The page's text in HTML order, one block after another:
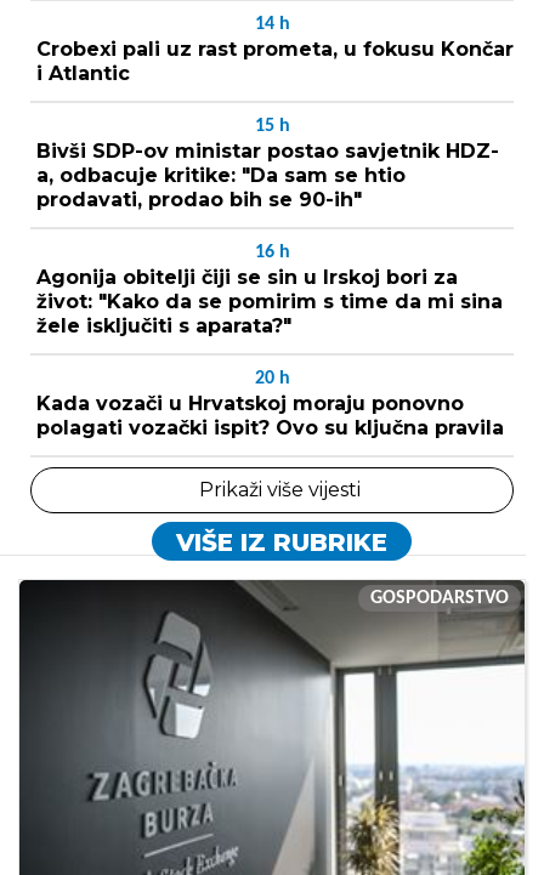
14 h
Crobexi pali uz rast prometa, u fokusu Končar
i Atlantic
15 h
Bivši SDP-ov ministar postao savjetnik HDZ-
a, odbacuje kritike: "Da sam se htio
prodavati, prodao bih se 90-ih"
16 h
Agonija obitelji čiji se sin u Irskoj bori za
život: "Kako da se pomirim s time da mi sina
žele isključiti s aparata?"
20 h
Kada vozači u Hrvatskoj moraju ponovno
polagati vozački ispit? Ovo su ključna pravila
Prikaži više vijesti
VIŠE IZ RUBRIKE
GOSPODARSTVO